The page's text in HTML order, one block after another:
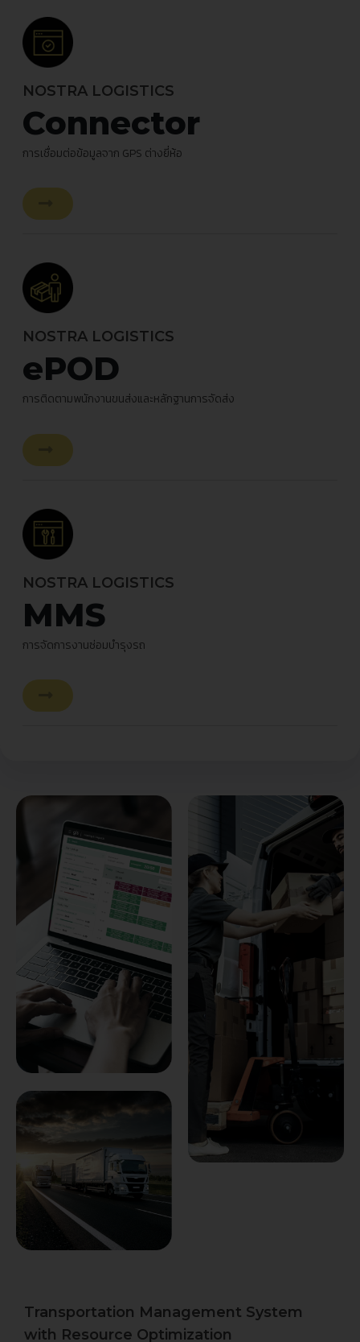
NOSTRA LOGISTICS
Connector
การเชื่อมต่อข้อมูลจาก GPS ต่างยี่ห้อ
NOSTRA LOGISTICS
ePOD
การติดตามพนักงานขนส่งและหลักฐานการจัดส่ง
NOSTRA LOGISTICS
MMS
การจัดการงานซ่อมบำรุงรถ
Transportation Management System
with Resource Optimization